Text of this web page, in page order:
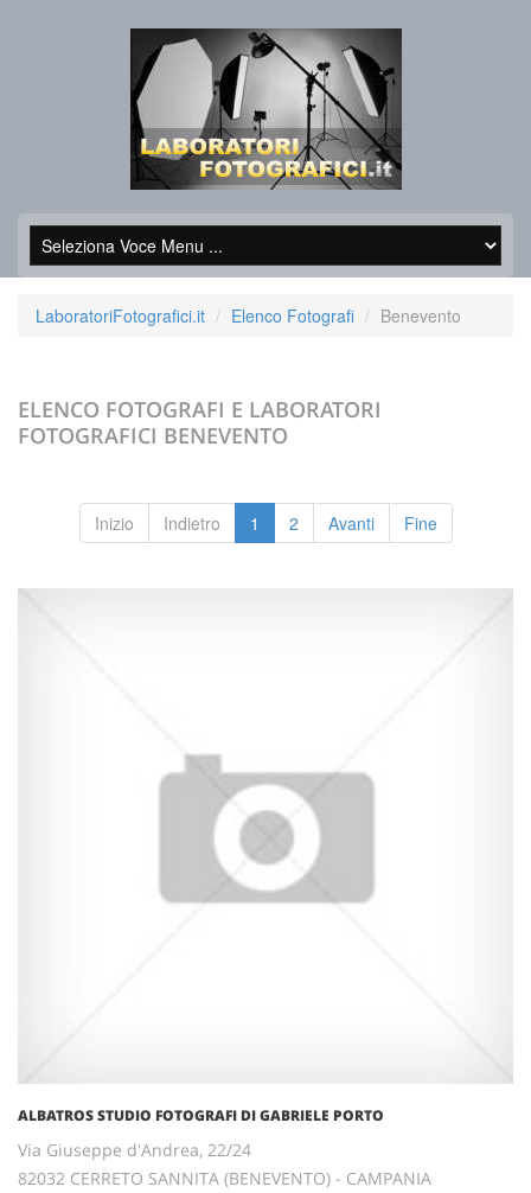
LaboratoriFotografici.it Elenco Fotografi Benevento
ELENCO FOTOGRAFI E LABORATORI
FOTOGRAFICI BENEVENTO
Inizio Indietro 1 2 Avanti Fine
ALBATROS STUDIO FOTOGRAFI DI GABRIELE PORTO
Via Giuseppe d'Andrea, 22/24
82032 CERRETO SANNITA (BENEVENTO) - CAMPANIA